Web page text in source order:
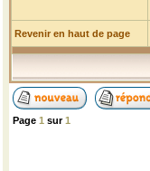
Revenir en haut de page
Page 1 sur1